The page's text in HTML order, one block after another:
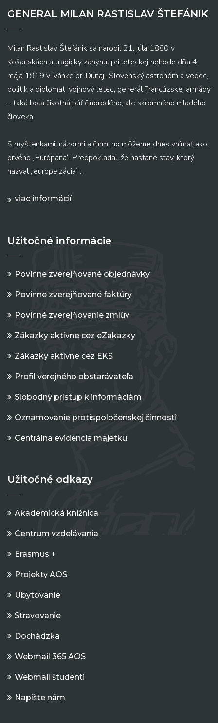
GENERAL MILAN RASTISLAV ŠTEFÁNIK
Milan Rastislav Štefánik sa narodil 21. júla 1880 v
Košariskách a tragicky zahynul pri leteckej nehode dňa 4.
mája 1919 v Ivánke pri Dunaji. Slovenský astronóm a vedec,
politik a diplomat, vojnový letec, generál Francúzskej armády
– taká bola životná púť činorodého, ale skromného mladého
človeka.
S myšlienkami, názormi a činmi ho môžeme dnes vnímať ako
prvého „Európana“. Predpokladal, že nastane stav, ktorý
nazval „europeizácia“...
viac informácií
Užitočné informácie
Povinne zverejňované objednávky
Povinne zverejňované faktúry
Povinné zverejňovanie zmlúv
Zákazky aktívne cez eZakazky
Zákazky aktívne cez EKS
Profil verejného obstarávateľa
Slobodný prístup k informáciám
Oznamovanie protispoločenskej činnosti
Centrálna evidencia majetku
Užitočné odkazy
Akademická knižnica
Centrum vzdelávania
Erasmus +
Projekty AOS
Ubytovanie
Stravovanie
Dochádzka
Webmail 365 AOS
Webmail študenti
Napíšte nám